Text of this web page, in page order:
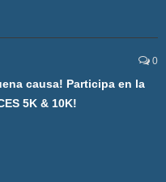
0
causa! Participa en la
5K & 10K!